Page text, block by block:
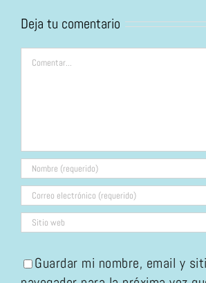
Deja tu comentario
Comentar
Guardar mi nombre, email y